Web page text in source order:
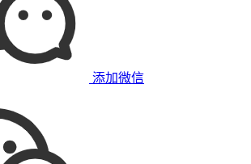
添加微信